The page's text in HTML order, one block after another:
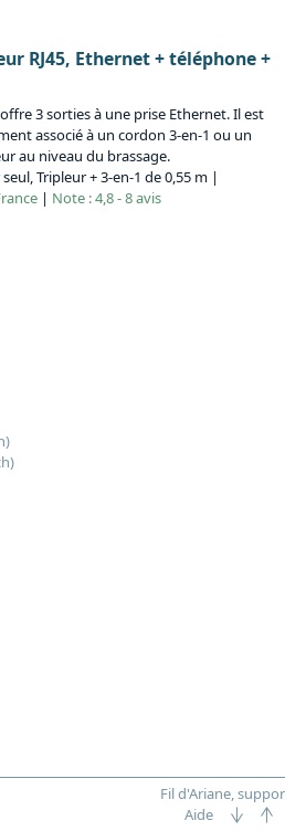
RJ45, Ethernet + téléphone +
3 sorties à une prise Ethernet. Il est
associé à un cordon 3-en-1 ou un
au niveau du brassage.
Tripleur + 3-en-1 de 0,55 m |
| Note : 4,8 - 8 avis
Fil d'Ariane,
Aide